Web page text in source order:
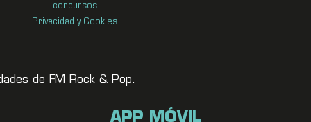
concursos
Privacidad y Cookies
de FM Rock & Pop.
APP MÓVIL